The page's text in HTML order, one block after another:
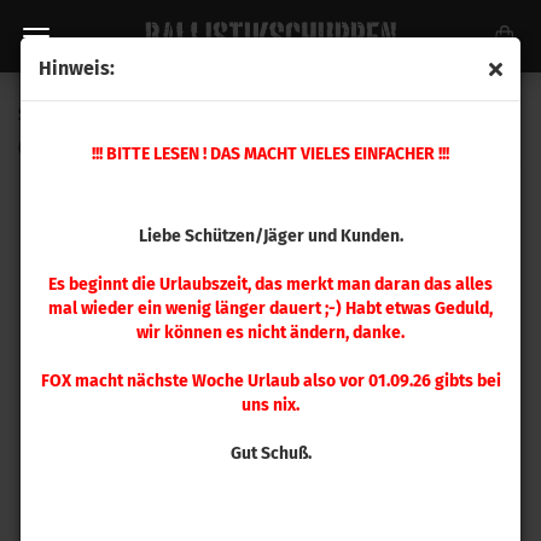
Hinweis:
!!! BITTE LESEN ! DAS MACHT VIELES EINFACHER !!!
Liebe Schützen/Jäger und Kunden.
Es beginnt die Urlaubszeit, das merkt man daran das alles
mal wieder ein wenig länger dauert ;-) Habt etwas Geduld,
wir können es nicht ändern, danke.
FOX macht nächste Woche Urlaub also vor 01.09.26 gibts bei
uns nix.
Gut Schuß.
Speer .355 TMJ 147gr 100 Stück
4006)